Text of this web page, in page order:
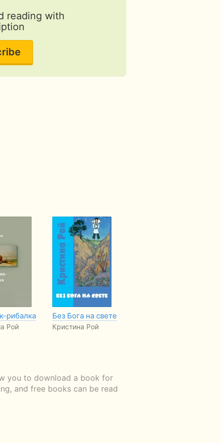
reading with
рибалка
Рой
Без Бога на свете
Кристина Рой
you to download a book for
and free books can be read